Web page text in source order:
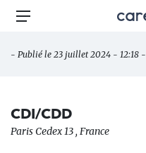
Aller
principal
des
Menu
- Publié le 23 juillet 2024 - 12:18
CDI/CDD
Paris Cedex 13 , France